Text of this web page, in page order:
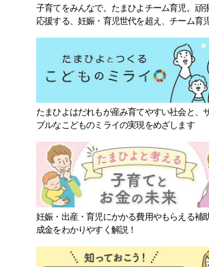
子育てをみんなで。たまひよチーム育児。頑
応援する、妊娠・育児世代を超え、チーム育
たまひよはだれもが産み育てやすい社会と、
ブルなこどものミライの実現をめざします
妊娠・出産・育児にかかる費用やもらえる補
成金をわかりやすく解説！